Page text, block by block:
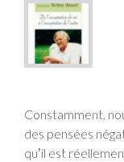
Constamment,
des pensées
quʼil est